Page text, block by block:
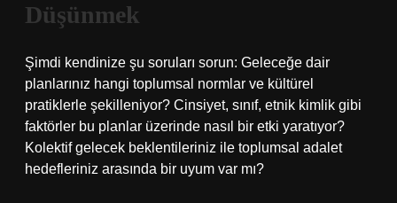
Düşünmek
Şimdi kendinize şu soruları sorun: Geleceğe dair
planlarınız hangi toplumsal normlar ve kültürel
pratiklerle şekilleniyor? Cinsiyet, sınıf, etnik kimlik gibi
faktörler bu planlar üzerinde nasıl bir etki yaratıyor?
Kolektif gelecek beklentileriniz ile toplumsal adalet
hedefleriniz arasında bir uyum var mı?